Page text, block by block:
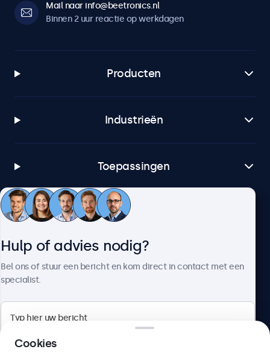
Mail naar info@beetronics.nl
Binnen 2 uur reactie op werkdagen
Producten
Industrieën
Toepassingen
Klantenservice
Hulp of advies nodig?
Bel ons of stuur een bericht en kom direct in contact met een
specialist.
Cookies